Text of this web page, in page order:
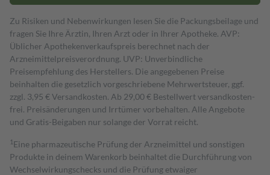
Zu Risiken und Nebenwirkungen lesen Sie die Packungsbeilage und
fragen Sie Ihre Ärztin, Ihren Arzt oder in Ihrer Apotheke. AVP:
Üblicher Apothekenverkaufspreis berechnet nach der
Arzneimittelpreisverordnung. UVP: Unverbindliche
Preisempfehlung des Herstellers. Die angegebenen Preise
beinhalten die gesetzlich vorgeschriebene Mehrwertsteuer, ggf.
zzgl. 3,95 € Versandkosten. Ab 29,00 € Bestell­wert versand­kosten­
frei. Preisänderungen und Irrtümer vorbehalten. Alle Angebote
und Gratis-Beigaben nur solange der Vorrat reicht.
1 Eine pharmazeutische Prüfung der Arzneimittel und sonstigen
Produkte in deinem Warenkorb beinhaltet die Durchführung von
Wechselwirkungschecks und die Prüfung etwaiger